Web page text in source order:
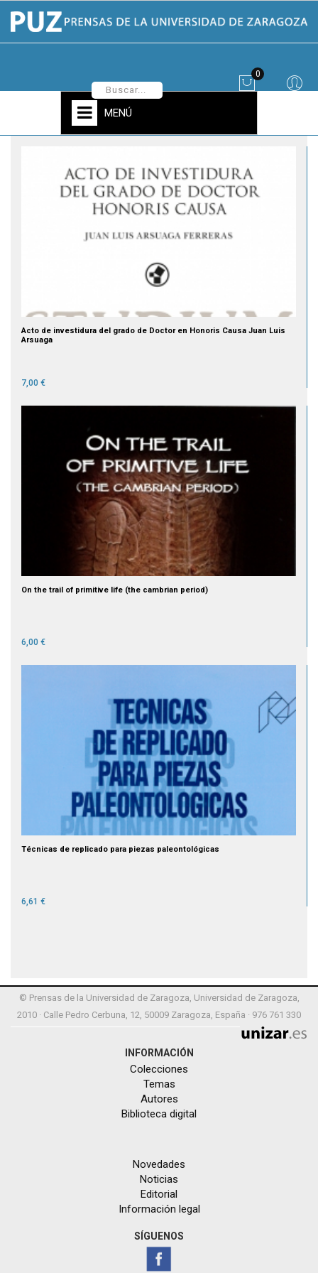
0
MENÚ
Acto de investidura del grado de Doctor en Honoris Causa Juan Luis
Arsuaga
7,00 €
On the trail of primitive life (the cambrian period)
6,00 €
Técnicas de replicado para piezas paleontológicas
6,61 €
© Prensas de la Universidad de Zaragoza, Universidad de Zaragoza,
2010 · Calle Pedro Cerbuna, 12, 50009 Zaragoza, España · 976 761 330
INFORMACIÓN
Colecciones
Temas
Autores
Biblioteca digital
Novedades
Noticias
Editorial
Información legal
SÍGUENOS